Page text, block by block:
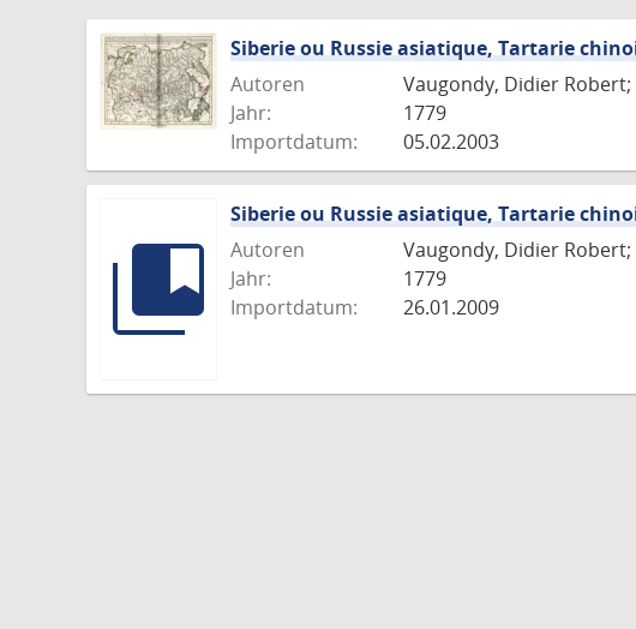
Siberie ou Russie asiatique, Tartarie
Autoren
Vaugondy, Didier Robert;
Jahr:
1779
Importdatum:
05.02.2003
Siberie ou Russie asiatique, Tartarie
Autoren
Vaugondy, Didier Robert;
Jahr:
1779
Importdatum:
26.01.2009